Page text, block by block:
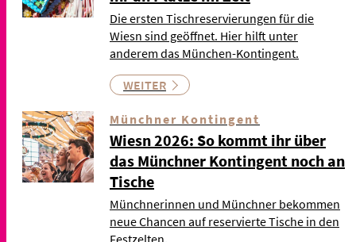
Die ersten Tischreservierungen für die
Wiesn sind geöffnet. Hier hilft unter
anderem das München-Kontingent.
WEITER
Münchner Kontingent
Wiesn 2026: So kommt ihr über
das Münchner Kontingent noch an
Tische
Münchnerinnen und Münchner bekommen
neue Chancen auf reservierte Tische in den